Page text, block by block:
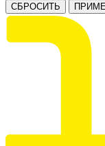
СБРОСИТЬ